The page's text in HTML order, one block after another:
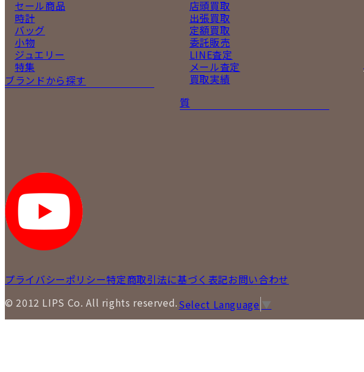
セール商品
時計
バッグ
小物
ジュエリー
特集
ブランドから探す
店頭買取
出張買取
定額買取
委託販売
LINE査定
メール査定
買取実績
質
プライバシーポリシー特定商取引法に基づく表記お問い合わせ
© 2012 LIPS Co. All rights reserved.Select Language ▼